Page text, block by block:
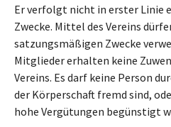
Er verfolgt nicht in erster Linie
Zwecke. Mittel des Vereins
satzungsmäßigen Zwecke
Mitglieder erhalten keine
Vereins. Es darf keine Person
der Körperschaft fremd sind,
hohe Vergütungen begünstigt